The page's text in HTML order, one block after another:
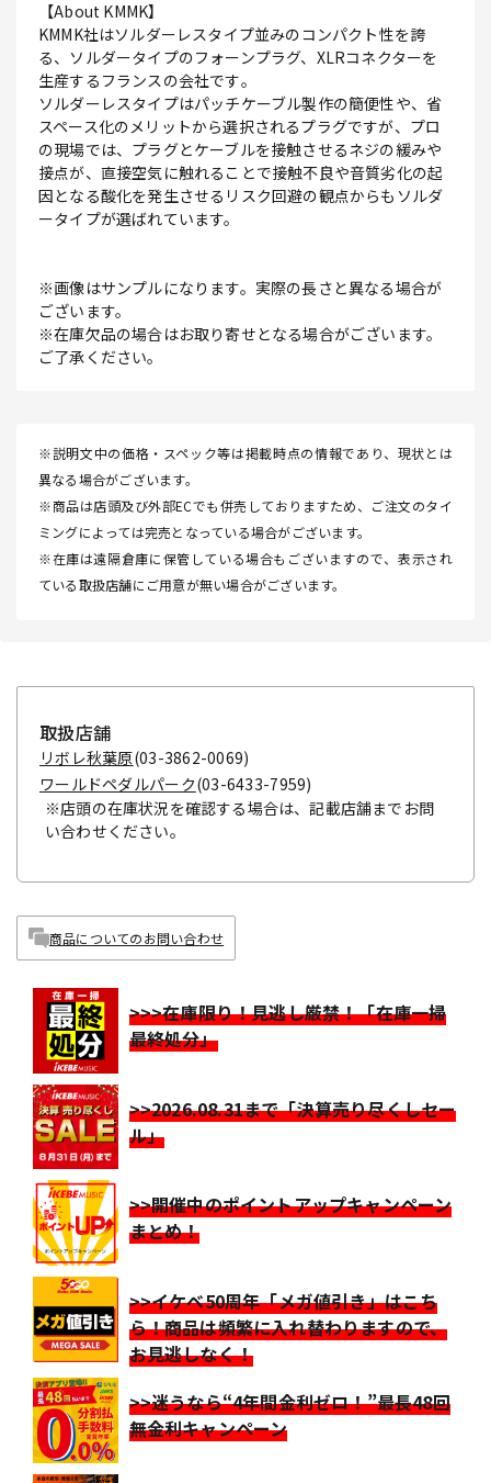
【About KMMK】
KMMK社はソルダーレスタイプ並みのコンパクト性を誇
る、ソルダータイプのフォーンプラグ、XLRコネクターを
生産するフランスの会社です｡
ソルダーレスタイプはパッチケーブル製作の簡便性や、省
スペース化のメリットから選択されるプラグですが、プロ
の現場では、プラグとケーブルを接触させるネジの緩みや
接点が、直接空気に触れることで接触不良や音質劣化の起
因となる酸化を発生させるリスク回避の観点からもソルダ
ータイプが選ばれています。
※画像はサンプルになります。実際の長さと異なる場合が
ございます。
※在庫欠品の場合はお取り寄せとなる場合がございます。
ご了承ください。
※説明文中の価格・スペック等は掲載時点の情報であり、現状とは
異なる場合がございます。
※商品は店頭及び外部ECでも併売しておりますため、ご注文のタイ
ミングによっては完売となっている場合がございます。
※在庫は遠隔倉庫に保管している場合もございますので、表示され
ている取扱店舗にご用意が無い場合がございます。
取扱店舗
リボレ秋葉原(03-3862-0069)
ワールドペダルパーク(03-6433-7959)
※店頭の在庫状況を確認する場合は、記載店舗までお問
い合わせください。
商品についてのお問い合わせ
>>>在庫限り！見逃し厳禁！「在庫一掃
最終処分」
>>2026.08.31まで「決算売り尽くしセー
ル」
>>開催中のポイントアップキャンペーン
まとめ！
>>イケベ50周年「メガ値引き」はこち
ら！商品は頻繁に入れ替わりますので、
お見逃しなく！
>>迷うなら“4年間金利ゼロ！”最長48回
無金利キャンペーン